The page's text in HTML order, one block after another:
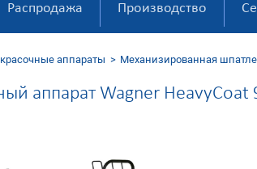
Распродажа Производство
аппараты Механизированная
аппарат Wagner HeavyCoat